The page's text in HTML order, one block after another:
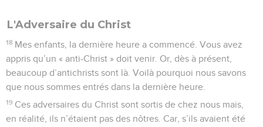
L'Adversaire du Christ
18 Mes enfants, la dernière heure a commencé. Vous avez
appris qu’un « anti-Christ » doit venir. Or, dès à présent,
beaucoup d’antichrists sont là. Voilà pourquoi nous savons
que nous sommes entrés dans la dernière heure.
19 Ces adversaires du Christ sont sortis de chez nous mais,
en réalité, ils n’étaient pas des nôtres. Car, s’ils avaient été